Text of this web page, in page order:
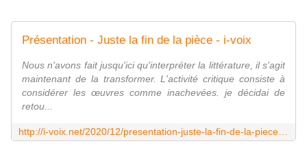
Présentation - Juste la fin de la pièce - i-voix
Nous n'avons fait jusqu'ici qu'interpréter la littérature, il s'agit
maintenant de la transformer. L'activité critique consiste à
considérer les œuvres comme inachevées. je décidai de
retou...